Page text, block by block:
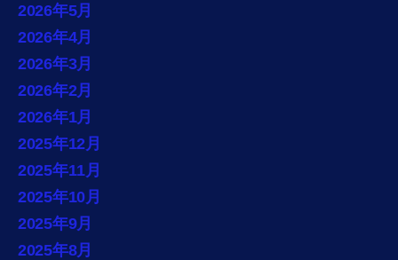
2026年5月
2026年4月
2026年3月
2026年2月
2026年1月
2025年12月
2025年11月
2025年10月
2025年9月
2025年8月